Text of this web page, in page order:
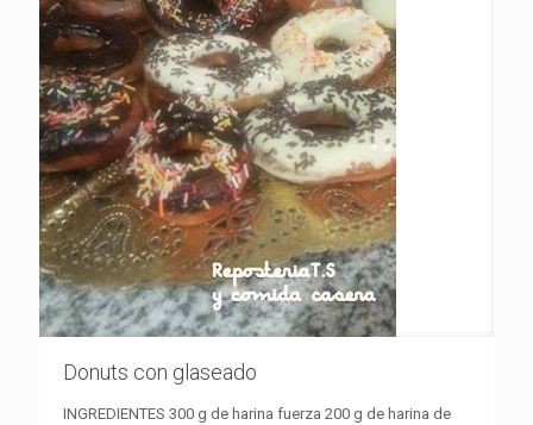
Donuts con glaseado
INGREDIENTES 300 g de harina fuerza 200 g de harina de